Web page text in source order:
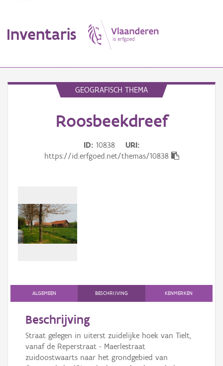
Inventaris
Gebeurtenis
Persoon of collectief
Aanmelden
GEOGRAFISCH THEMA
Roosbeekdreef
ID 10838
URI
https://id.erfgoed.net/themas/10838
ALGEMEEN BESCHRIJVING KENMERKEN
Beschrijving
Straat gelegen in uiterst zuidelijke hoek van Tielt,
vanaf de Reperstraat - Maerlestraat
zuidoostwaarts naar het grondgebied van